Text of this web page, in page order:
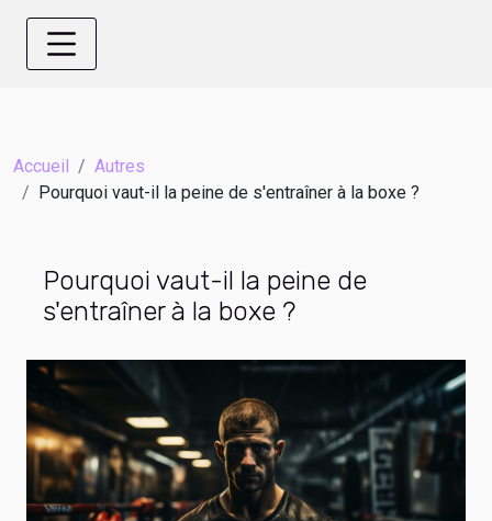
Accueil
Autres
Pourquoi vaut-il la peine de s'entraîner à la boxe ?
Pourquoi vaut-il la peine de
s'entraîner à la boxe ?